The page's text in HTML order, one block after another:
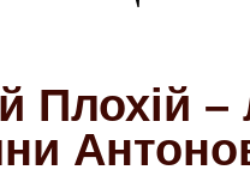
Плохій